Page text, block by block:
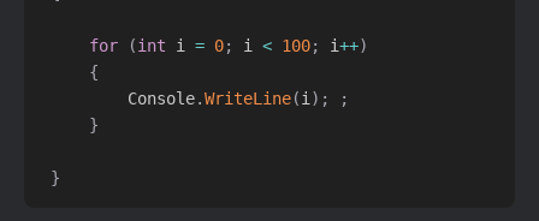
for (int i = 0; i < 100; i++)
{
         Console
.WriteLine(i ) ;
;
}
}